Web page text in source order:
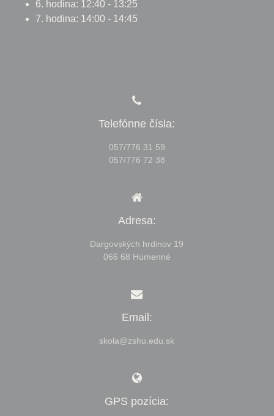
6. hodina: 12:40 - 13:25
7. hodina: 14:00 - 14:45
Telefónne čísla:
057/776 31 59
057/776 72 38
Adresa:
Dargovských hrdinov 19
066 68 Humenné
Email:
skola@zshu.edu.sk
GPS pozícia: